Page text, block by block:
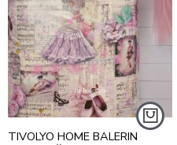
TIVOLYO HOME BALERIN
10,755₽